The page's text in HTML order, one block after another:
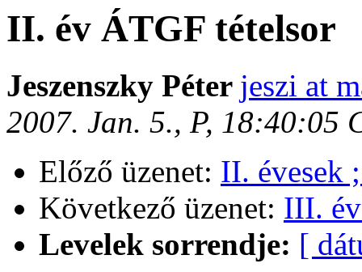
II. év ÁTGF tételsor
Jeszenszky Péter jeszi at
2007. Jan. 5., P, 18:40:05
Előző üzenet: II. évesek
Következő üzenet: III.
Levelek sorrendje: [